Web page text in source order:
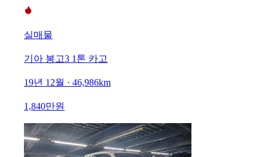
실매물
기아 봉고3 1톤 카고
19년 12월 · 46,986km
1,840만원